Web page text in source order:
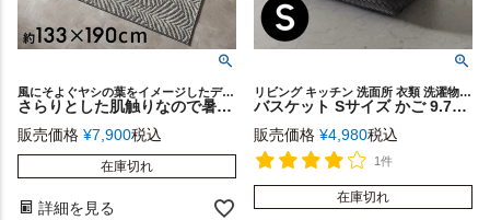
風にそよぐヤシの葉をイメージしたデザインラグ
さらりとした肌触りなので暑い夏におすすめな夏用デザインラグカーペット（パーム・ウィスパー）約133×190cm [eg84364]
販売価格 ¥7,900税込
在庫切れ
詳細を見る
リビング キッチン 洗面所 衣類 洗濯物 おもちゃ バッグ 入れ 店舗 レストラン カフェ シンプルモダン モダン リゾートインテリア カゴ 籠 バス トイレ 異素材 バイカラー ハンドメイド
バスケット Sサイズ かご 9.7L バンブー 竹 プラスチック 約 W 30cm D 20cm H 18cm ランドリーバスケット 耐水性 レクタングル かごバスケット 収納 収納バスケット 洗濯物入れ 荷物入れ かばん入れ 小物入れ おしゃれ 北欧 雑貨 インテリア リゾート 西海岸 [s-14065]
販売価格 ¥4,980税込
1件
在庫切れ